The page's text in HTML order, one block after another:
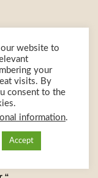
„ê-r“ hay
phát âm
được phát
luôn phải hỏi
website to
your
visits. By
consent to the
information.
Accept